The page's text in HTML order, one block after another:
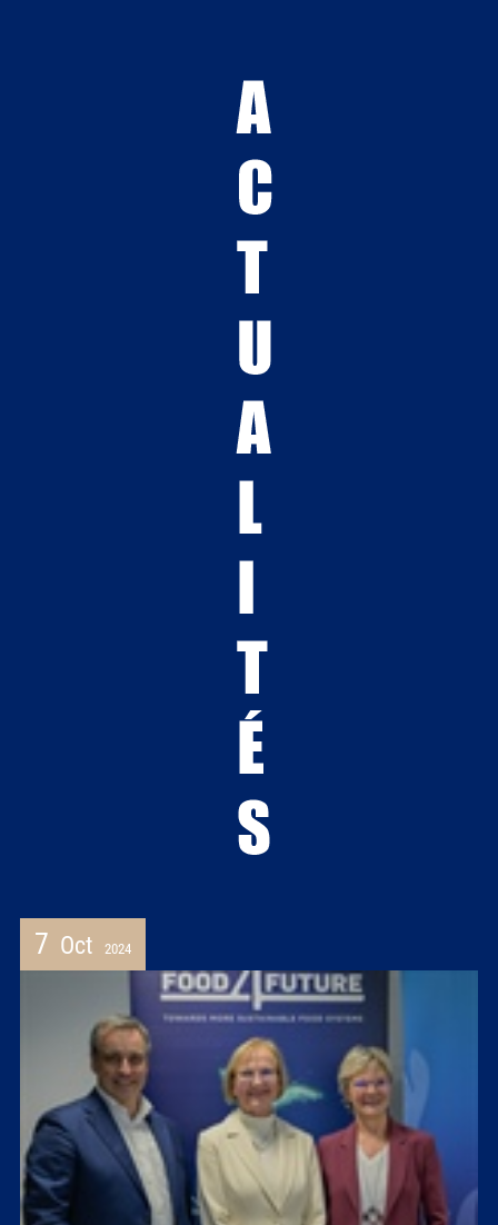
7 Oct 2024